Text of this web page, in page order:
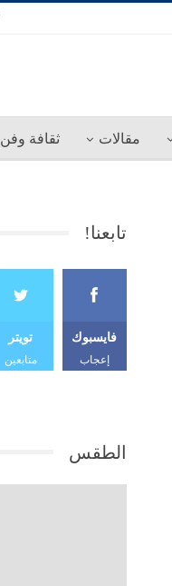
مقالات ثقافة وفن
تابعنا!
فايسبوك
إعجاب
تويتر
متابعين
الطقس